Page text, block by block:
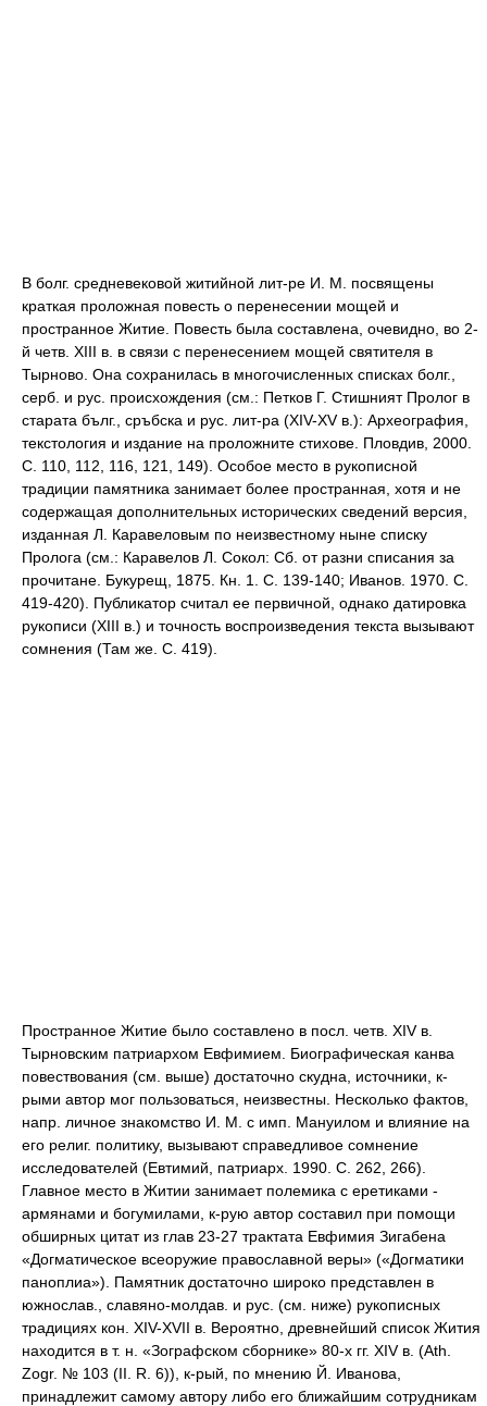
В болг. средневековой житийной лит-ре И. М. посвящены
краткая проложная повесть о перенесении мощей и
пространное Житие. Повесть была составлена, очевидно, во 2-
й четв. XIII в. в связи с перенесением мощей святителя в
Тырново. Она сохранилась в многочисленных списках болг.,
серб. и рус. происхождения (см.: Петков Г. Стишният Пролог в
старата бълг., сръбска и рус. лит-ра (XIV-XV в.): Археография,
текстология и издание на проложните стихове. Пловдив, 2000.
С. 110, 112, 116, 121, 149). Особое место в рукописной
традиции памятника занимает более пространная, хотя и не
содержащая дополнительных исторических сведений версия,
изданная Л. Каравеловым по неизвестному ныне списку
Пролога (см.: Каравелов Л. Сокол: Сб. от разни списания за
прочитане. Букурещ, 1875. Кн. 1. С. 139-140; Иванов. 1970. С.
419-420). Публикатор считал ее первичной, однако датировка
рукописи (XIII в.) и точность воспроизведения текста вызывают
сомнения (Там же. С. 419).
Пространное Житие было составлено в посл. четв. XIV в.
Тырновским патриархом Евфимием. Биографическая канва
повествования (см. выше) достаточно скудна, источники, к-
рыми автор мог пользоваться, неизвестны. Несколько фактов,
напр. личное знакомство И. М. с имп. Мануилом и влияние на
его религ. политику, вызывают справедливое сомнение
исследователей (Евтимий, патриарх. 1990. С. 262, 266).
Главное место в Житии занимает полемика с еретиками -
армянами и богумилами, к-рую автор составил при помощи
обширных цитат из глав 23-27 трактата Евфимия Зигабена
«Догматическое всеоружие православной веры» («Догматики
паноплиа»). Памятник достаточно широко представлен в
южнослав., славяно-молдав. и рус. (см. ниже) рукописных
традициях кон. XIV-XVII в. Вероятно, древнейший список Жития
находится в т. н. «Зографском сборнике» 80-х гг. ХIV в. (Ath.
Zogr. № 103 (II. R. 6)), к-рый, по мнению Й. Иванова,
принадлежит самому автору либо его ближайшим сотрудникам